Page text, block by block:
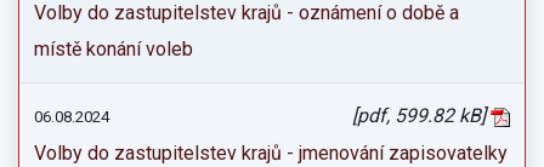
Volby do zastupitelstev krajů - oznámení o době a
místě konání voleb
06.08.2024
[pdf, 599.82 kB]
Volby do zastupitelstev krajů - jmenování zapisovatelky